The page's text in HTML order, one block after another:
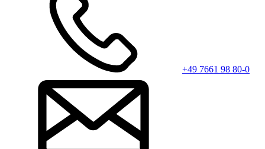
+49 7661 98 80-0